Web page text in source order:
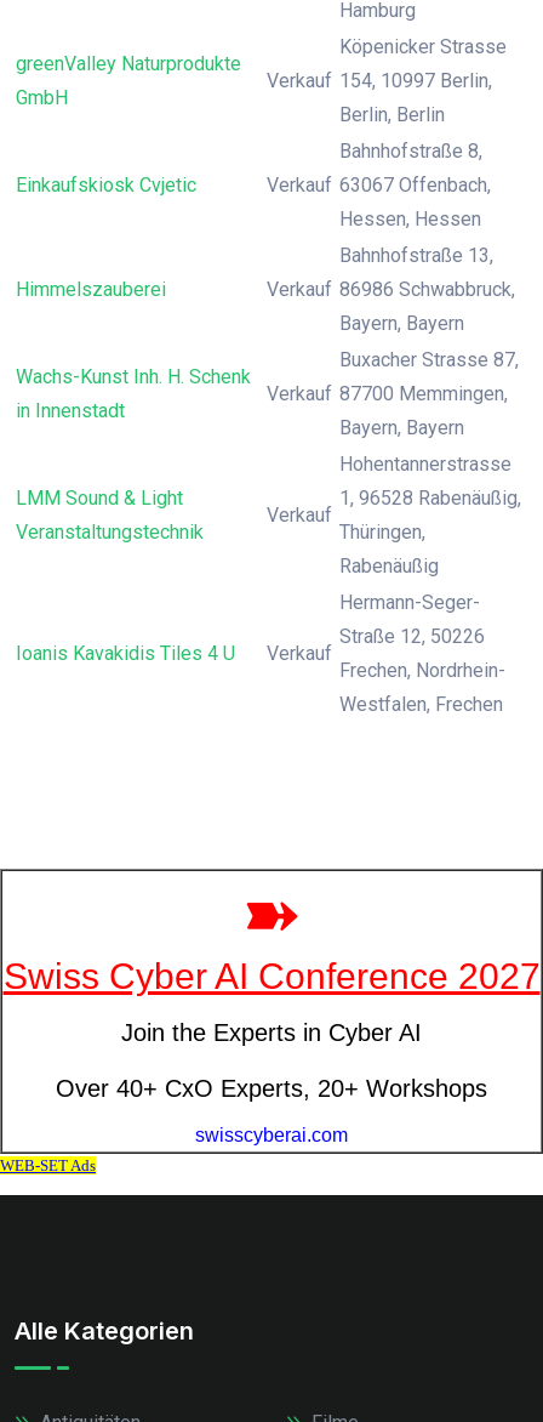
Hamburg
greenValley Naturprodukte
GmbH
Verkauf
Köpenicker Strasse
154, 10997 Berlin,
Berlin, Berlin
Einkaufskiosk Cvjetic Verkauf
Bahnhofstraße 8,
63067 Offenbach,
Hessen, Hessen
Himmelszauberei Verkauf
Bahnhofstraße 13,
86986 Schwabbruck,
Bayern, Bayern
Wachs-Kunst Inh. H. Schenk
in Innenstadt
Verkauf
Buxacher Strasse 87,
87700 Memmingen,
Bayern, Bayern
LMM Sound & Light
Veranstaltungstechnik
Verkauf
Hohentannerstrasse
1, 96528 Rabenäußig,
Thüringen,
Rabenäußig
Ioanis Kavakidis Tiles 4 U Verkauf
Hermann-Seger-
Straße 12, 50226
Frechen, Nordrhein-
Westfalen, Frechen
Alle Kategorien